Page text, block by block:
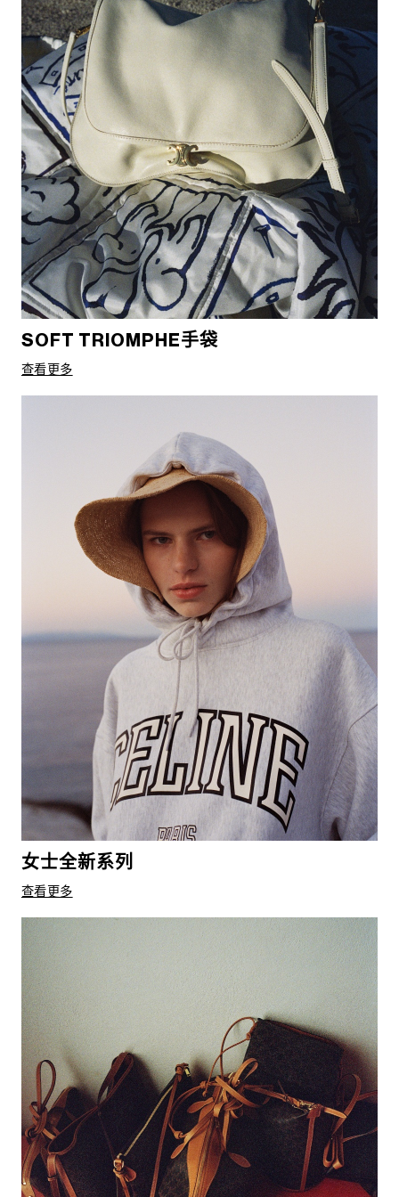
SOFT TRIOMPHE手袋
查看更多
女士全新系列
查看更多